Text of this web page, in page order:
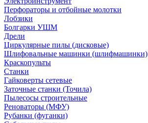
Перфораторы и отбойные молотки
Лобзики
Болгарки УШМ
Дрели
Циркулярные пилы (дисковые)
Шлифовальные машинки (шлифмашинки)
Краскопульты
Станки
Гайковерты сетевые
Заточные станки (Точила)
Пылесосы строительные
Реноваторы (МФУ)
Рубанки (фуганки)